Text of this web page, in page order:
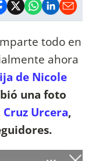
todo en
ahora
de Nicole
una foto
Cruz Urcera,